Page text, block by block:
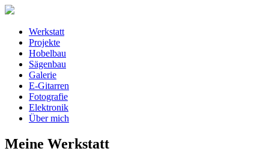
Werkstatt
Projekte
Hobelbau
Sägenbau
Galerie
E-Gitarren
Fotografie
Elektronik
Über mich
Meine Werkstatt